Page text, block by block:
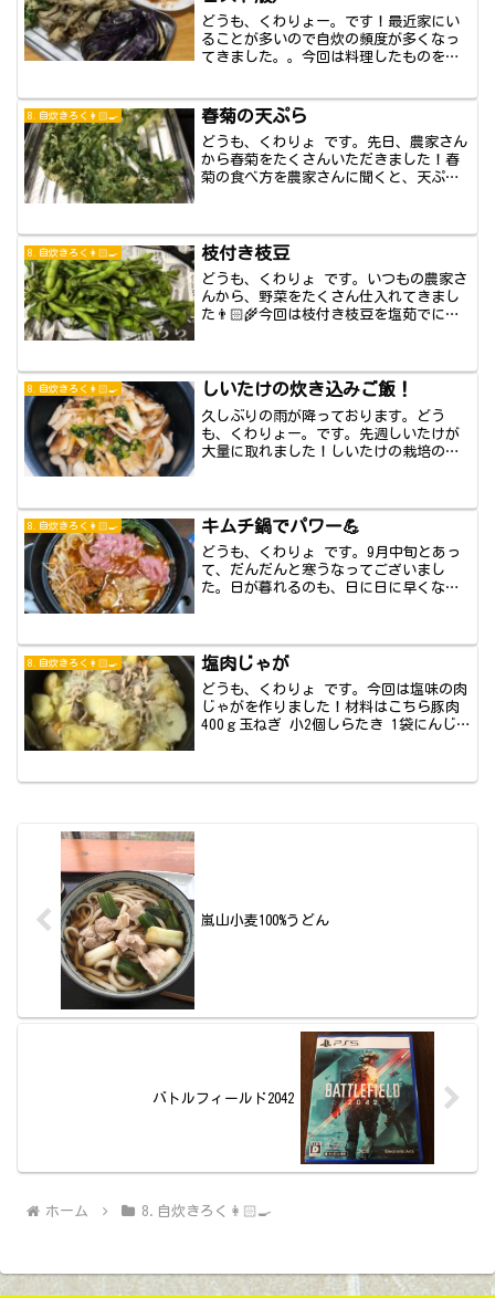
どうも、くわりょー。です！最近家にい
ることが多いので自炊の頻度が多くなっ
てきました。。今回は料理したものをダ
8.自炊きろく👩🏻‍🍳 春菊の天ぷら
どうも、くわりょ です。先日、農家さん
から春菊をたくさんいただきました！春
菊の食べ方を農家さんに聞くと、天ぷら
8.自炊きろく👩🏻‍🍳 枝付き枝豆
どうも、くわりょ です。いつもの農家さ
んから、野菜をたくさん仕入れてきまし
た👨🏻‍🌾今回は枝付き枝豆を塩茹でにし
8.自炊きろく👩🏻‍🍳 しいたけの炊き込みご飯！
久しぶりの雨が降っております。どう
も、くわりょー。です。先週しいたけが
大量に取れました！しいたけの栽培の様
8.自炊きろく👩🏻‍🍳 キムチ鍋でパワー💪
どうも、くわりょ です。9月中旬とあっ
て、だんだんと寒うなってございまし
た。日が暮れるのも、日に日に早くなっ
8.自炊きろく👩🏻‍🍳 塩肉じゃが
どうも、くわりょ です。今回は塩味の肉
じゃがを作りました！材料はこちら豚肉
400ｇ玉ねぎ 小2個しらたき 1袋にんじ
嵐山小麦100%うどん
バトルフィールド2042
ホーム 8.自炊きろく👩🏻‍🍳